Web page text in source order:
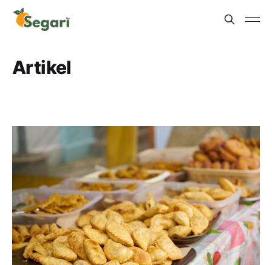
Artikel